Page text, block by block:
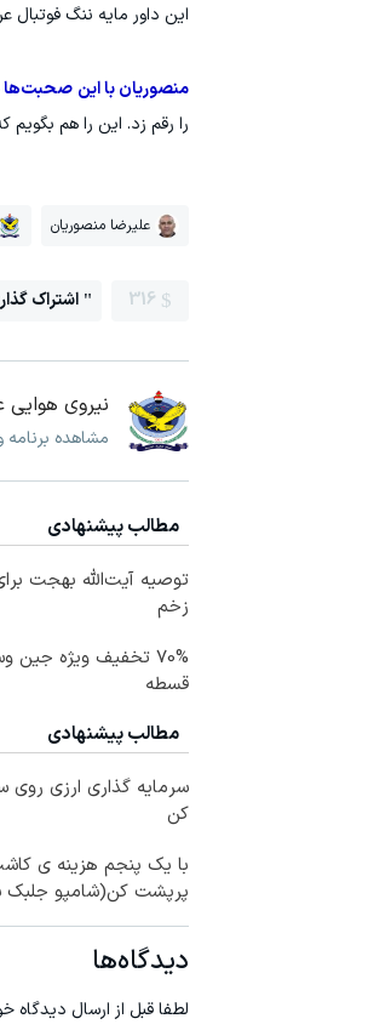
این داور مایه ننگ فوتبال
منصوریان با این صحبت‌ها
را رقم زد. این را هم
علیرضا منصوریان
316 اشتراک
نیروی هوایی
مشاهده برنامه
مطالب پیشنهادی
توصیه آیت‌الله بهجت
زخم
قسطه
مطالب پیشنهادی
سرمایه گذاری ارزی روی
کن
با یک پنجم هزینه ی
پرپشت کن(شامپو جلبک
دیدگاه‌ها
لطفا قبل از ارسال دیدگاه